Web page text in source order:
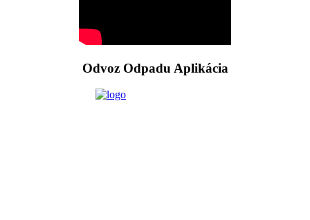
Odvoz Odpadu Aplikácia